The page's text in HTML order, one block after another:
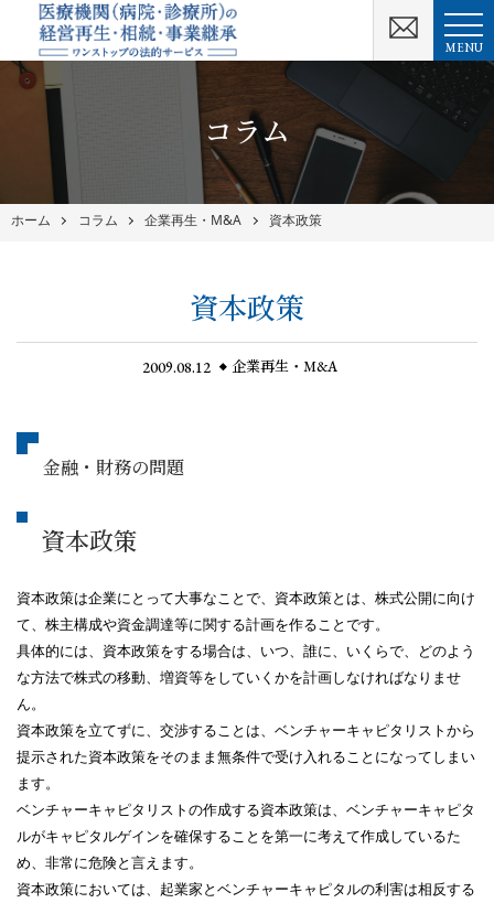
MENU
コラム
ホーム コラム 企業再生・M&A 資本政策
資本政策
2009.08.12 企業再生・M&A
金融・財務の問題
資本政策
資本政策は企業にとって大事なことで、資本政策とは、株式公開に向け
て、株主構成や資金調達等に関する計画を作ることです。
具体的には、資本政策をする場合は、いつ、誰に、いくらで、どのよう
な方法で株式の移動、増資等をしていくかを計画しなければなりませ
ん。
資本政策を立てずに、交渉することは、ベンチャーキャピタリストから
提示された資本政策をそのまま無条件で受け入れることになってしまい
ます。
ベンチャーキャピタリストの作成する資本政策は、ベンチャーキャピタ
ルがキャピタルゲインを確保することを第一に考えて作成しているた
め、非常に危険と言えます。
資本政策においては、起業家とベンチャーキャピタルの利害は相反する